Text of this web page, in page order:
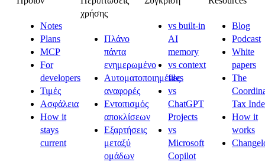
Notes
Plans
MCP
For
developers
Τιμές
Ασφάλεια
How it
stays
current
χρήσης
Πλάνο
πάντα
ενημερωμένο
Αυτοματοποιημένες
αναφορές
Εντοπισμός
αποκλίσεων
Εξαρτήσεις
μεταξύ
ομάδων
vs built-in
AI
memory
vs context
files
vs
ChatGPT
Projects
vs
Microsoft
Copilot
Blog
Podcast
White
papers
The
Tax
How it
works